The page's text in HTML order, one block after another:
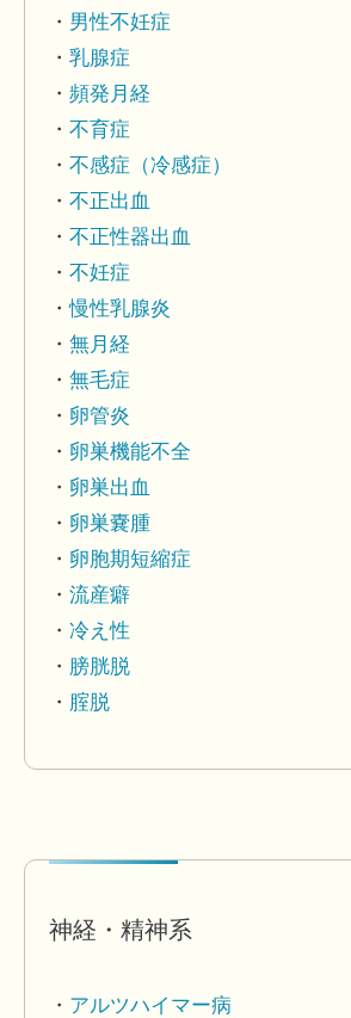
男性不妊症
乳腺症
頻発月経
不育症
不感症（冷感症）
不正出血
不正性器出血
不妊症
慢性乳腺炎
無月経
無毛症
卵管炎
卵巣機能不全
卵巣出血
卵巣嚢腫
卵胞期短縮症
流産癖
冷え性
膀胱脱
腟脱
神経・精神系
アルツハイマー病